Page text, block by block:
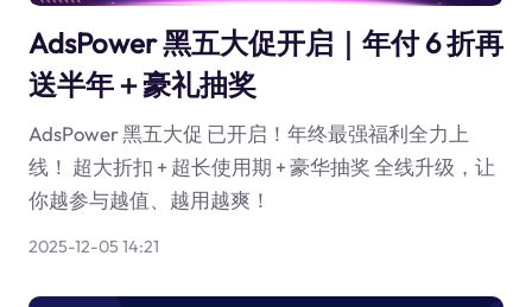
AdsPower 黑五大促开启｜年付 6 折再
送半年＋豪礼抽奖
AdsPower 黑五大促 已开启！年终最强福利全力上
线！ 超大折扣 + 超长使用期 + 豪华抽奖 全线升级，让
你越参与越值、越用越爽！
2025-12-05 14:21